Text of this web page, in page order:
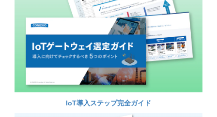
IoT導入ステップ完全ガイド